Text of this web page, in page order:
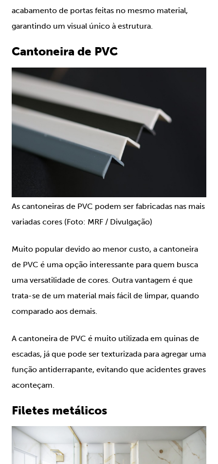
acabamento de portas feitas no mesmo material,
garantindo um visual único à estrutura.
Cantoneira de PVC
As cantoneiras de PVC podem ser fabricadas nas mais
variadas cores (Foto: MRF / Divulgação)
Muito popular devido ao menor custo, a cantoneira
de PVC é uma opção interessante para quem busca
uma versatilidade de cores. Outra vantagem é que
trata-se de um material mais fácil de limpar, quando
comparado aos demais.
A cantoneira de PVC é muito utilizada em quinas de
escadas, já que pode ser texturizada para agregar uma
função antiderrapante, evitando que acidentes graves
aconteçam.
Filetes metálicos